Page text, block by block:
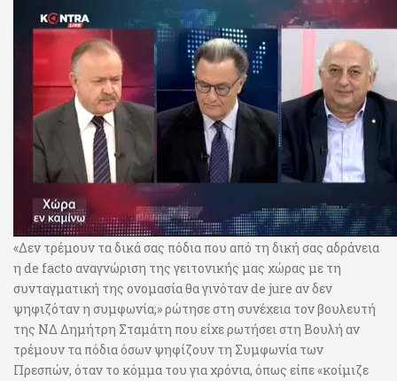
«Δεν τρέμουν τα δικά σας πόδια που από τη δική σας αδράνεια
η de facto αναγνώριση της γειτονικής μας χώρας με τη
συνταγματική της ονομασία θα γινόταν de jure αν δεν
ψηφιζόταν η συμφωνία;» ρώτησε στη συνέχεια τον βουλευτή
της ΝΔ Δημήτρη Σταμάτη που είχε ρωτήσει στη Βουλή αν
τρέμουν τα πόδια όσων ψηφίζουν τη Συμφωνία των
Πρεσπών, όταν το κόμμα του για χρόνια, όπως είπε «κοίμιζε